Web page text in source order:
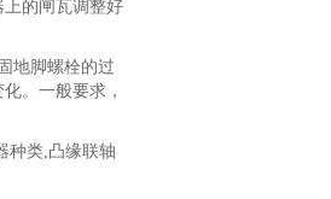
的闸瓦调整好
地脚螺栓的过
。一般要求，
种类,凸缘联轴